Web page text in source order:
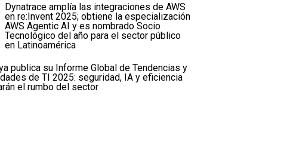
Dynatrace amplía las integraciones de AWS
en re:Invent 2025; obtiene la especialización
AWS Agentic AI y es nombrado Socio
Tecnológico del año para el sector público
en Latinoamérica
publica su Informe Global de Tendencias y
de TI 2025: seguridad, IA y eficiencia
el rumbo del sector